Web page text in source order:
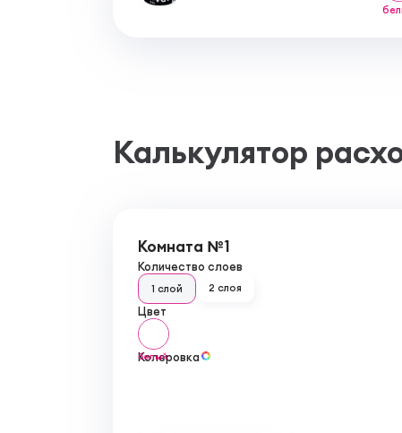
Калькулятор
Комната №1
Количество слоев
1 слой 2 слоя
Цвет
белый
Колеровка